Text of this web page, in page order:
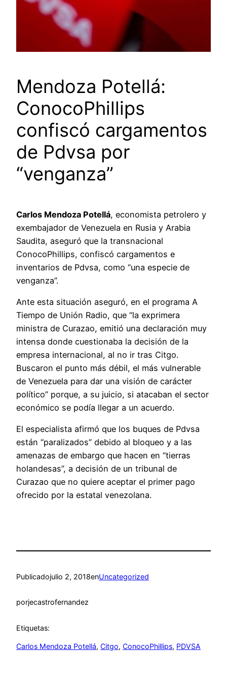
Mendoza Potellá:
ConocoPhillips
confiscó cargamentos
de Pdvsa por
“venganza”
Carlos Mendoza Potellá, economista petrolero y
exembajador de Venezuela en Rusia y Arabia
Saudita, aseguró que la transnacional
ConocoPhillips, confiscó cargamentos e
inventarios de Pdvsa, como “una especie de
venganza”.
Ante esta situación aseguró, en el programa A
Tiempo de Unión Radio, que “la exprimera
ministra de Curazao, emitió una declaración muy
intensa donde cuestionaba la decisión de la
empresa internacional, al no ir tras Citgo.
Buscaron el punto más débil, el más vulnerable
de Venezuela para dar una visión de carácter
político” porque, a su juicio, si atacaban el sector
económico se podía llegar a un acuerdo.
El especialista afirmó que los buques de Pdvsa
están “paralizados” debido al bloqueo y a las
amenazas de embargo que hacen en “tierras
holandesas”, a decisión de un tribunal de
Curazao que no quiere aceptar el primer pago
ofrecido por la estatal venezolana.
Publicadojulio 2, 2018enUncategorized
porjecastrofernandez
Etiquetas:
Carlos Mendoza Potellá, Citgo, ConocoPhillips, PDVSA